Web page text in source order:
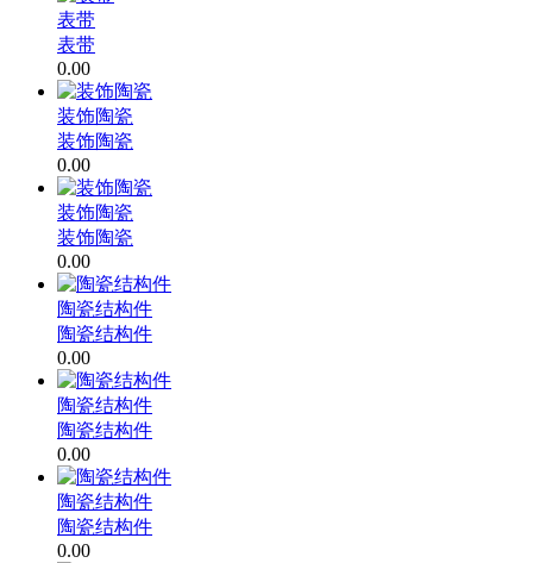
表带
表带
0.00
装饰陶瓷
装饰陶瓷
0.00
装饰陶瓷
装饰陶瓷
0.00
陶瓷结构件
陶瓷结构件
0.00
陶瓷结构件
陶瓷结构件
0.00
陶瓷结构件
陶瓷结构件
0.00